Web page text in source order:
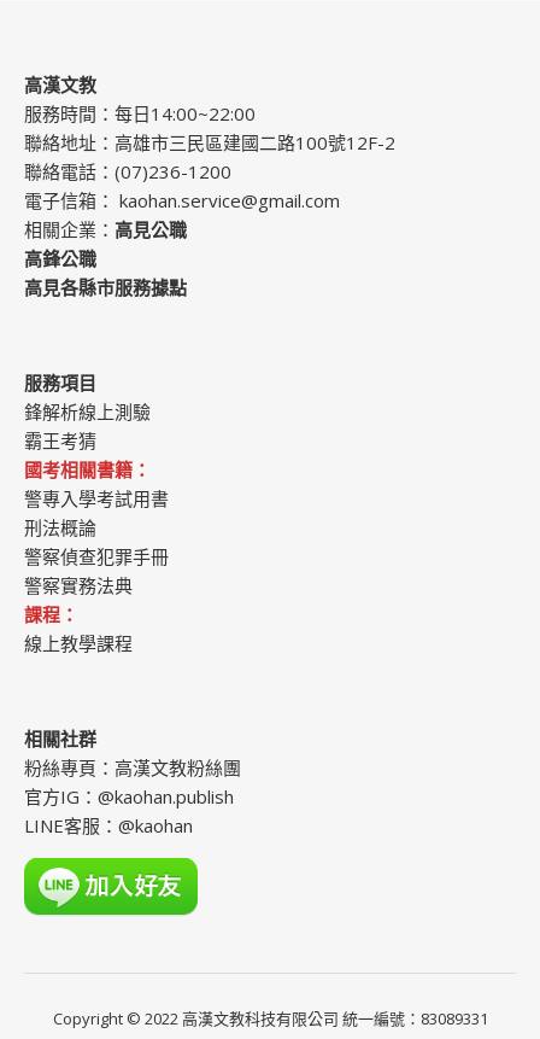
高漢文教
服務時間：每日14:00~22:00
聯絡地址：高雄市三民區建國二路100號12F-2
聯絡電話：(07)236-1200
電子信箱： kaohan.service@gmail.com
相關企業： 高見公職
高鋒公職
高見各縣市服務據點
服務項目
鋒解析線上測驗
霸王考猜
國考相關書籍：
警專入學考試用書
刑法概論
警察偵查犯罪手冊
警察實務法典
課程：
線上教學課程
相關社群
粉絲專頁： 高漢文教粉絲團
官方IG： @kaohan.publish
LINE客服： @kaohan
​Copyright © 2022 高漢文教科技有限公司 統一編號：83089331